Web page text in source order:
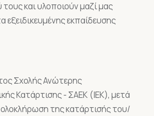
και υλοποιούν μαζί μας
εξειδικευμένης εκπαίδευσης
Σχολής Ανώτερης
Κατάρτισης - ΣΑΕΚ (ΙΕΚ), μετά
της κατάρτισής του/